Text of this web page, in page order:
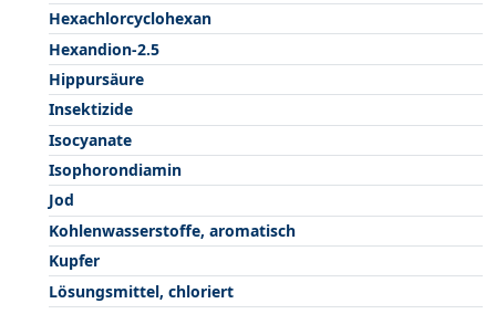
Hexachlorcyclohexan
Hexandion-2.5
Hippursäure
Insektizide
Isocyanate
Isophorondiamin
Jod
Kohlenwasserstoffe, aromatisch
Kupfer
Lösungsmittel, chloriert